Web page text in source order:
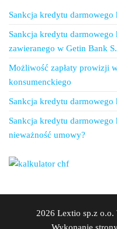
Sankcja kredytu
Sankcja kredytu
zawieranego w Getin Bank
Możliwość zapłaty prowizji
konsumenckiego
Sankcja kredytu
Sankcja kredytu
nieważność umowy?
2026 Lextio sp.z o.o.